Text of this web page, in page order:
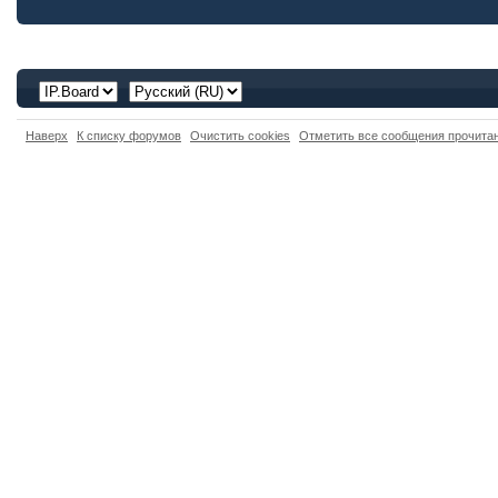
Наверх К списку форумов Очистить cookies Отметить все сообщения